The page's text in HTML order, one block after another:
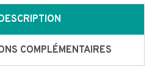
COMPLÉMENTAIRES